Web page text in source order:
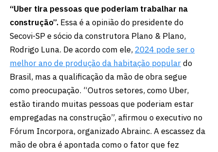
“Uber tira pessoas que poderiam trabalhar na
construção”. Essa é a opinião do presidente do
Secovi-SP e sócio da construtora Plano & Plano,
Rodrigo Luna. De acordo com ele, 2024 pode ser o
melhor ano de produção da habitação populardo
Brasil, mas a qualificação da mão de obra segue
como preocupação. “Outros setores, como Uber,
estão tirando muitas pessoas que poderiam estar
empregadas na construção”, afirmou o executivo no
Fórum Incorpora, organizado Abrainc. A escassez da
mão de obra é apontada como o fator que fez